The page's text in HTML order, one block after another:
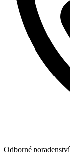
Odborné poradenství